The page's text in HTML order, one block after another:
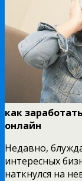
как
онлайн
Недавно,
интересных
наткнулся на